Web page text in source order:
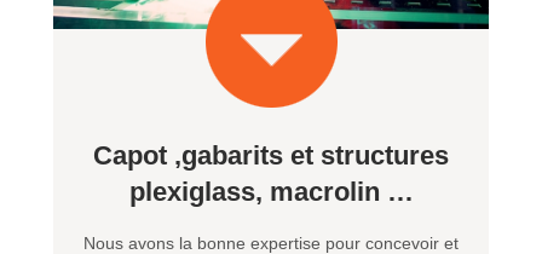
Capot ,gabarits et structures
plexiglass, macrolin …
Nous avons la bonne expertise pour concevoir et